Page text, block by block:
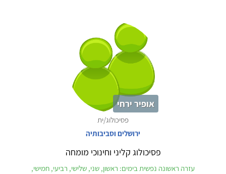
אופיר ירחי
פסיכולוג/ית
ירושלים וסביבותיה
פסיכולוג קליני וחינוכי מומחה
עזרה ראשונה נפשית בימים: ראשון, שני, שלישי, רביעי, חמישי,